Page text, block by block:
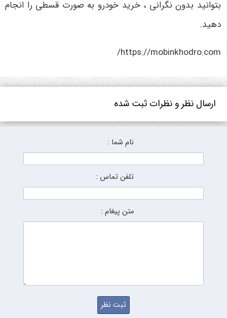
بتوانید بدون نگرانی ، خرید خودرو به صورت قسطی را انجام
دهید.
https://mobinkhodro.com/
ارسال نظر و نظرات ثبت شده
نام شما :
تلفن تماس :
متن پیغام :